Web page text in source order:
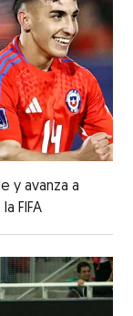
y avanza a
FIFA